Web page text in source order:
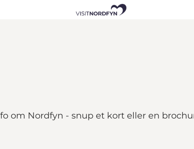
om Nordfyn - snup et kort eller en